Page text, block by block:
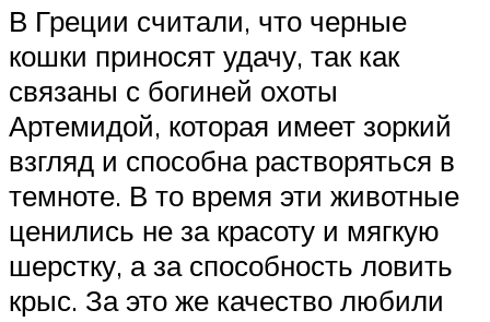
В Греции считали, что черные
кошки приносят удачу, так как
связаны с богиней охоты
Артемидой, которая имеет зоркий
взгляд и способна растворяться в
темноте. В то время эти животные
ценились не за красоту и мягкую
шерстку, а за способность ловить
крыс. За это же качество любили